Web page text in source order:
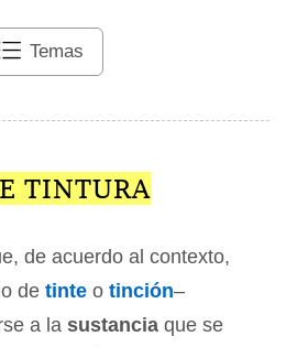
Temas
TINTURA
de acuerdo al contexto,
de tinte o tinción–
a la sustancia que se